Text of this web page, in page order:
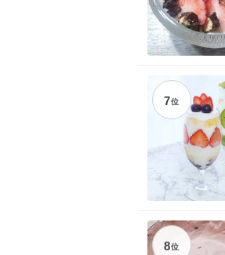
7位
8位